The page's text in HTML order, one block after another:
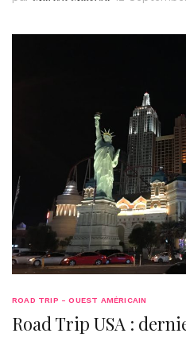
ROAD TRIP - OUEST AMÉRICAIN
Road Trip USA :